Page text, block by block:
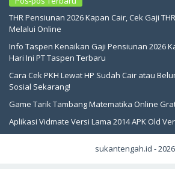
THR Pensiunan 2026 Kapan Cair, Cek Gaji
Melalui Online
Info Taspen Kenaikan Gaji Pensiunan 2026
Hari Ini PT Taspen Terbaru
Cara Cek PKH Lewat HP Sudah Cair atau
Sosial Sekarang!
Game Tarik Tambang Matematika Online
Aplikasi Vidmate Versi Lama 2014 APK Old
sukantengah.id - 2026